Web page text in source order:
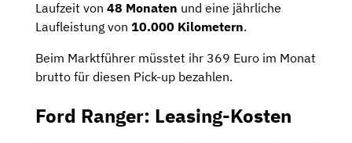
Laufzeit von 48 Monaten und eine jährliche
Laufleistung von 10.000 Kilometern.
Beim Marktführer müsstet ihr 369 Euro im Monat
brutto für diesen Pick-up bezahlen.
Ford Ranger: Leasing-Kosten